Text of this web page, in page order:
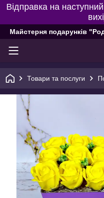
Відправка на
Майстерня подарунків
Товари та послуги